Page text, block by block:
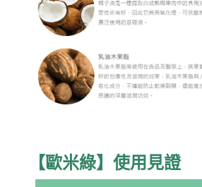
【歐米綠】使用見證